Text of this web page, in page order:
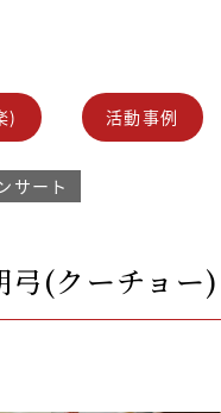
) 活動事例
サート
弓(クーチョ